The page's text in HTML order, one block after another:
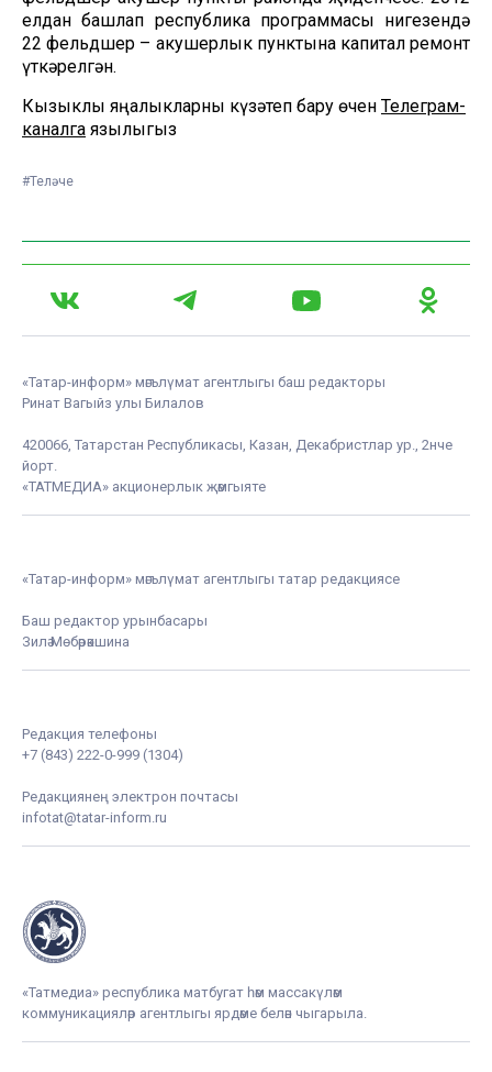
елдан башлап республика программасы нигезендә
22 фельдшер – акушерлык пунктына капитал ремонт
үткәрелгән.
Кызыклы яңалыкларны күзәтеп бару өчен Телеграм-
каналга язылыгыз
#Теләче
«Татар-информ» мәгълүмат агентлыгы баш редакторы
Ринат Вагыйз улы Билалов
420066, Татарстан Республикасы, Казан, Декабристлар ур., 2нче
йорт.
«ТАТМЕДИА» акционерлык җәмгыяте
«Татар-информ» мәгълүмат агентлыгы татар редакциясе
Баш редактор урынбасары
Зилә Мөбәрәкшина
Редакция телефоны
+7 (843) 222-0-999 (1304)
Редакциянең электрон почтасы
infotat@tatar-inform.ru
«Татмедиа» республика матбугат һәм массакүләм
коммуникацияләр агентлыгы ярдәме белән чыгарыла.